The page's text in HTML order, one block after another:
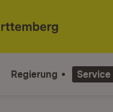
Regierung Service